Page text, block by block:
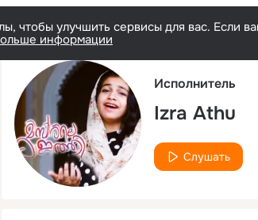
чтобы улучшить сервисы для вас. Если
информации
Исполнитель
Izra Athu
Слушать